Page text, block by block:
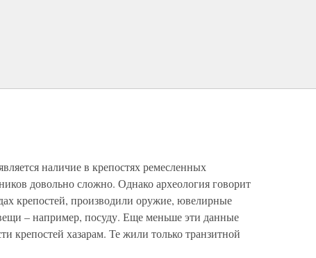
наличие в крепостях ремесленных
довольно сложно. Однако археология говорит
крепостей, производили оружие, ювелирные
– например, посуду. Еще меньше эти данные
крепостей хазарам. Те жили только транзитной